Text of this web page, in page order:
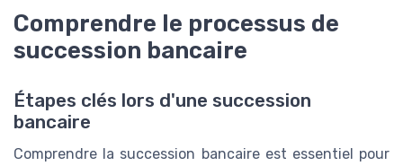
Comprendre le processus de
succession bancaire
Étapes clés lors d'une succession
bancaire
Comprendre la succession bancaire est essentiel pour